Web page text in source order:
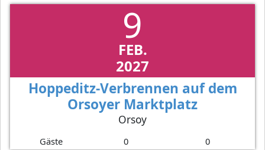
9
FEB.
2027
Hoppeditz-Verbrennen auf dem
Orsoyer Marktplatz
Orsoy
Gäste 0 0